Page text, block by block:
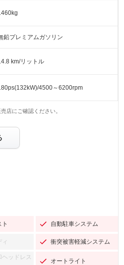
鉛プレミアムガソリン
km/リットル
4500～6200rpm
店にご確認ください。
自動駐車システム
衝突被害軽減システム
ヘッドレス
オートライト